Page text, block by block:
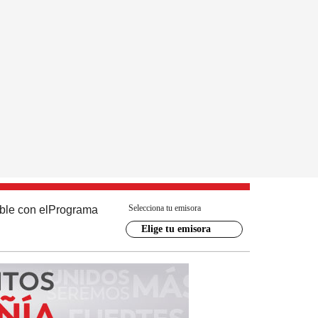
con el Programa Selecciona tu emisora
Elige tu emisora